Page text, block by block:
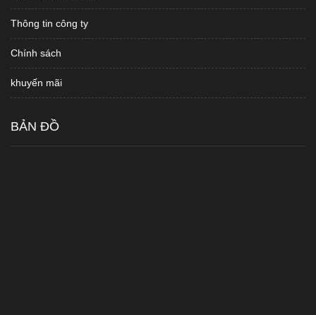
Thông tin công ty
Chính sách
khuyến mãi
BẢN ĐỒ